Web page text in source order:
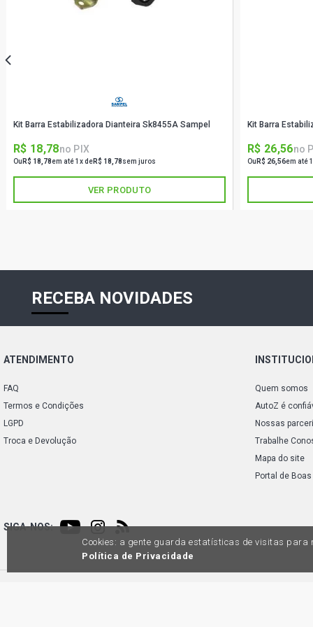
Kit Barra Estabilizadora Dianteira Sk8455A Sampel
R$ 18,78no PIX
Ou R$ 18,78em até 1x deR$ 18,78sem juros
VER PRODUTO
Kit Barra
R$ 26,56no
Ou R$ 26,56em até
RECEBA NOVIDADES
ATENDIMENTO
FAQ
Termos e Condições
LGPD
Troca e Devolução
Quem somos
AutoZ é
Nossas
Trabalhe
Mapa do site
Portal de
SIGA-NOS:
Cookies: a gente guarda estatísticas de visitas para
Política de Privacidade